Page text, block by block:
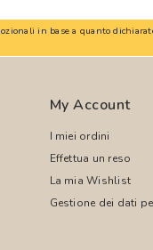
in base a quanto
My Account
I miei ordini
Effettua un reso
La mia Wishlist
Gestione dei dati